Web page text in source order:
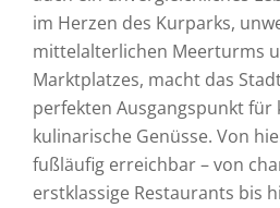
im Herzen des Kurparks,
mittelalterlichen Meerturms
Marktplatzes, macht das
perfekten Ausgangspunkt für
kulinarische Genüsse. Von
fußläufig erreichbar – von
erstklassige Restaurants bis